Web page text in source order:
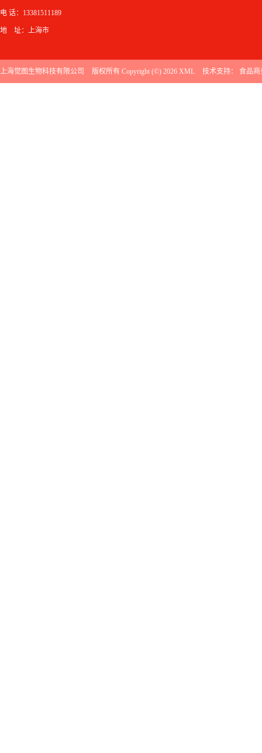
电 话：13381511189
地 址：上海市
上海觉图生物科技有限公司 版权所有 Copyright (©) 2026 XML 技术支持： 食品商